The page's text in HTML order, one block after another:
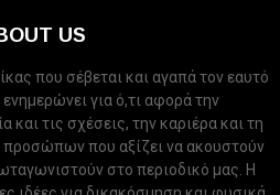
US
που σέβεται και αγαπά τον εαυτό
για ό,τι αφορά την
και τις σχέσεις, την καριέρα και τη
προσώπων που αξίζει να ακουστούν
στο περιοδικό μας. Η